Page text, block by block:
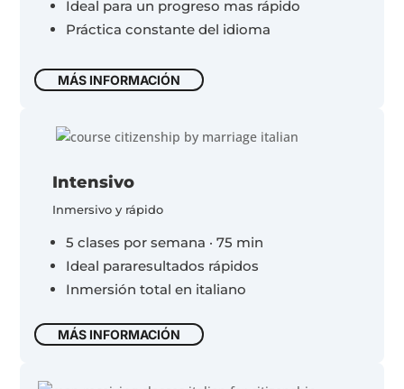
Ideal para un progreso mas rápido
Práctica constante del idioma
MÁS INFORMACIÓN
Intensivo
Inmersivo y rápido
5 clases por semana · 75 min
Ideal pararesultados rápidos
Inmersión total en italiano
MÁS INFORMACIÓN